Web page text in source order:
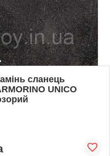
сланець
UNICO